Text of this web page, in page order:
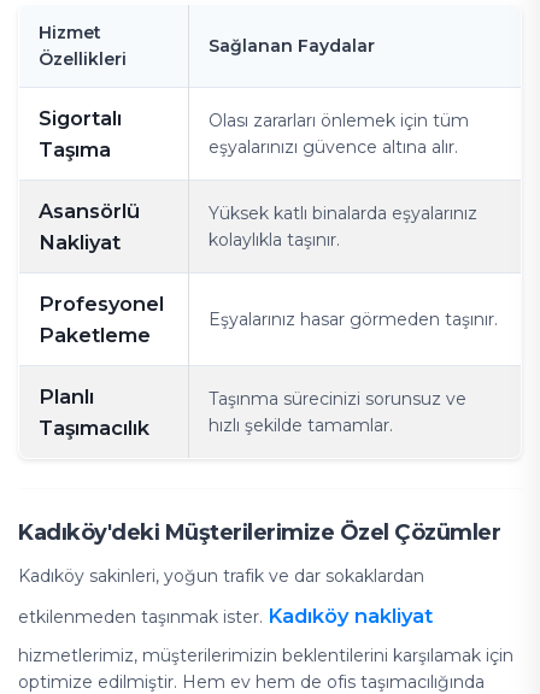
Hizmet
Özellikleri
Sağlanan Faydalar
Sigortalı
Taşıma
Olası zararları önlemek için tüm
eşyalarınızı güvence altına alır.
Asansörlü
Nakliyat
Yüksek katlı binalarda eşyalarınız
kolaylıkla taşınır.
Profesyonel
Paketleme
Eşyalarınız hasar görmeden taşınır.
Planlı
Taşımacılık
Taşınma sürecinizi sorunsuz ve
hızlı şekilde tamamlar.
Kadıköy'deki Müşterilerimize Özel Çözümler
Kadıköy sakinleri, yoğun trafik ve dar sokaklardan
etkilenmeden taşınmak ister. Kadıköy nakliyat
hizmetlerimiz, müşterilerimizin beklentilerini karşılamak için
optimize edilmiştir. Hem ev hem de ofis taşımacılığında